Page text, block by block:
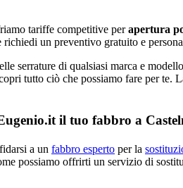
tariffe competitive perapertura
richiedi un preventivo gratuito e
serrature di qualsiasi marca e
tutto ciò che possiamo fare per te.
il tuo fabbro a
a un fabbro esperto per la
possiamo offrirti un servizio di